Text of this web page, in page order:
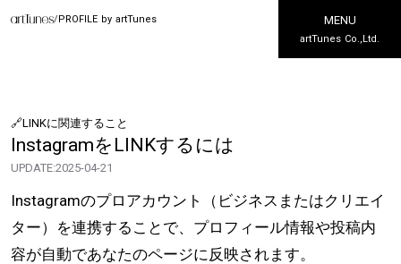
MENU
artTunes Co.,Ltd.
/PROFILE by artTunes
🔗LINKに関連すること
InstagramをLINKするには
UPDATE:2025-04-21
Instagramのプロアカウント（ビジネスまたはクリエイ
ター）を連携することで、プロフィール情報や投稿内
容が自動であなたのページに反映されます。